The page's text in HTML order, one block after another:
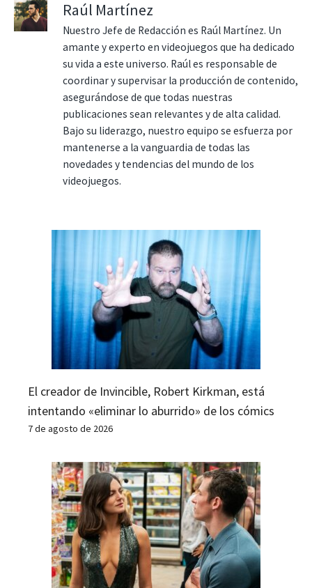
Raúl Martínez
Nuestro Jefe de Redacción es Raúl Martínez. Un
amante y experto en videojuegos que ha dedicado
su vida a este universo. Raúl es responsable de
coordinar y supervisar la producción de contenido,
asegurándose de que todas nuestras
publicaciones sean relevantes y de alta calidad.
Bajo su liderazgo, nuestro equipo se esfuerza por
mantenerse a la vanguardia de todas las
novedades y tendencias del mundo de los
videojuegos.
El creador de Invincible, Robert Kirkman, está
intentando «eliminar lo aburrido» de los cómics
7 de agosto de 2026